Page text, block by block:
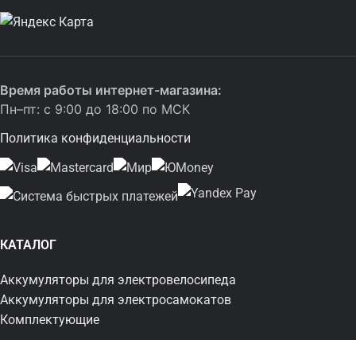
Время работы интернет-магазина:
Пн–пт: с 9:00 до 18:00 по МСК
Политика конфиденциальности
КАТАЛОГ
Аккумуляторы для электровелосипеда
Аккумуляторы для электросамокатов
Комплектующие